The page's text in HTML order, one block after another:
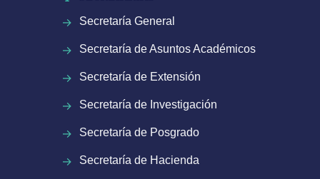
Secretaría General
Secretaría de Asuntos Académicos
Secretaría de Extensión
Secretaría de Investigación
Secretaría de Posgrado
Secretaría de Hacienda